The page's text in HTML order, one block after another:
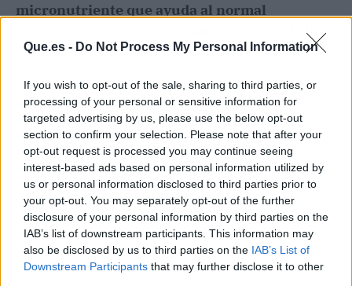
Que.es - Do Not Process My Personal Information
If you wish to opt-out of the sale, sharing to third parties, or
processing of your personal or sensitive information for
targeted advertising by us, please use the below opt-out
section to confirm your selection. Please note that after your
opt-out request is processed you may continue seeing
interest-based ads based on personal information utilized by
us or personal information disclosed to third parties prior to
your opt-out. You may separately opt-out of the further
disclosure of your personal information by third parties on the
IAB’s list of downstream participants. This information may
also be disclosed by us to third parties on the IAB’s List of
Downstream Participants that may further disclose it to other
micronutriente que ayuda al normal
funcionamiento del sistema nervioso y de los
músculos.